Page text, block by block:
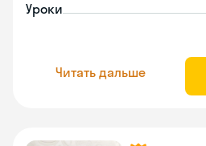
Уроки
Читать дальше